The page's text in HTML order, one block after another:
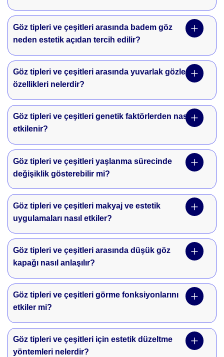
Göz tipleri ve çeşitleri arasında badem göz
neden estetik açıdan tercih edilir?
Göz tipleri ve çeşitleri arasında yuvarlak gözlerin
özellikleri nelerdir?
Göz tipleri ve çeşitleri genetik faktörlerden nasıl
etkilenir?
Göz tipleri ve çeşitleri yaşlanma sürecinde
değişiklik gösterebilir mi?
Göz tipleri ve çeşitleri makyaj ve estetik
uygulamaları nasıl etkiler?
Göz tipleri ve çeşitleri arasında düşük göz
kapağı nasıl anlaşılır?
Göz tipleri ve çeşitleri görme fonksiyonlarını
etkiler mi?
Göz tipleri ve çeşitleri için estetik düzeltme
yöntemleri nelerdir?